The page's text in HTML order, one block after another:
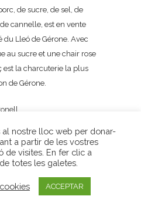
de sucre, de sel, de
cannelle, est en vente
Lleó de Gérone. Avec
au sucre et une chair rose
est la charcuterie la plus
de Gérone.
nostre lloc web per donar-
a partir de les vostres
de visites. En fer clic a
totes les galetes.
ACCEPTAR